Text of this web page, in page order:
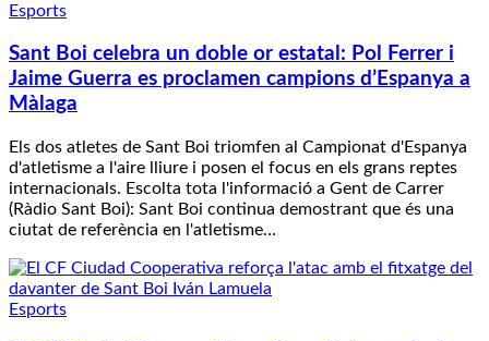
Esports
Sant Boi celebra un doble or estatal: Pol Ferrer i
Jaime Guerra es proclamen campions d’Espanya a
Màlaga
Els dos atletes de Sant Boi triomfen al Campionat d'Espanya
d'atletisme a l'aire lliure i posen el focus en els grans reptes
internacionals. Escolta tota l'informació a Gent de Carrer
(Ràdio Sant Boi): Sant Boi continua demostrant que és una
ciutat de referència en l'atletisme…
Esports